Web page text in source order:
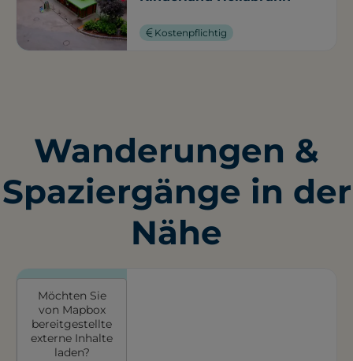
Kostenpflichtig
Wanderungen &
Spaziergänge in der
Nähe
Möchten Sie
von Mapbox
bereitgestellte
externe Inhalte
laden?